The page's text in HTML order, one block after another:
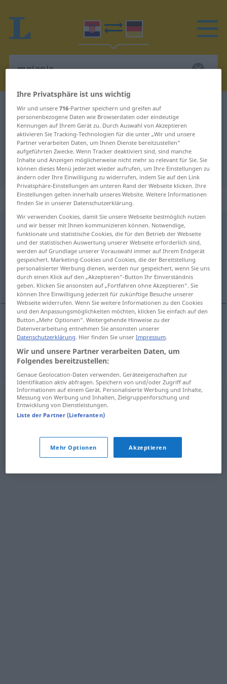
Kroatisch-Deutsch Wörterbuch mnjenje
Kroatisch-Deutsch Übersetzung für
"mnjenje"
"mnjenje" Deutsch Übersetzung
„mnjenje“
mnjenje
Übersicht aller Übersetzungen
(Für mehr Details die Übersetzung anklicken/antippen)
Meinung
Meinungf mnjenje
mnjenje → siehe „mišljenje “
Ihre Privatsphäre ist uns wichtig
Wir und unsere716-Partner speichern und greifen auf
personenbezogene Daten wie Browserdaten oder eindeutige
Kennungen auf Ihrem Gerät zu. Durch Auswahl von Akzeptieren
aktivieren Sie Tracking-Technologien für die unter „Wir und unsere
Partner verarbeiten Daten, um Ihnen Dienste bereitzustellen“
aufgeführten Zwecke. Wenn Tracker deaktiviert sind, sind manche
Inhalte und Anzeigen möglicherweise nicht mehr so relevant für Sie. Sie
können dieses Menü jederzeit wieder aufrufen, um Ihre Einstellungen zu
ändern oder Ihre Einwilligung zu widerrufen, indem Sie auf den Link
Privatsphäre-Einstellungen am unteren Rand der Webseite klicken. Ihre
Einstellungen gelten innerhalb unseres Website. Weitere Informationen
finden Sie in unserer Datenschutzerklärung.
Wir verwenden Cookies, damit Sie unsere Webseite bestmöglich nutzen
und wir besser mit Ihnen kommunizieren können. Notwendige,
funktionale und statistische Cookies, die für den Betrieb der Webseite
und der statistischen Auswertung unserer Webseite erforderlich sind,
werden auf Grundlage unserer Vorauswahl immer auf Ihrem Endgerät
gespeichert. Marketing-Cookies und Cookies, die der Bereitstellung
personalisierter Werbung dienen, werden nur gespeichert, wenn Sie uns
durch einen Klick auf den „Akzeptieren“-Button Ihr Einverständnis
geben. Klicken Sie ansonsten auf „Fortfahren ohne Akzeptieren“. Sie
können Ihre Einwilligung jederzeit für zukünftige Besuche unserer
Webseite widerrufen. Wenn Sie weitere Informationen zu den Cookies
und den Anpassungsmöglichkeiten möchten, klicken Sie einfach auf den
Button „Mehr Optionen“. Weitergehende Hinweise zu der
Datenverarbeitung entnehmen Sie ansonsten unserer
Datenschutzerklärung. Hier finden Sie unserImpressum.
Wir und unsere Partner verarbeiten Daten, um
Folgendes bereitzustellen:
Genaue Geolocation-Daten verwenden. Geräteeigenschaften zur
Identifikation aktiv abfragen. Speichern von und/oder Zugriff auf
Informationen auf einem Gerät. Personalisierte Werbung und Inhalte,
Messung von Werbung und Inhalten, Zielgruppenforschung und
Entwicklung von Dienstleistungen.
Liste der Partner (Lieferanten)
Mehr Optionen Akzeptieren